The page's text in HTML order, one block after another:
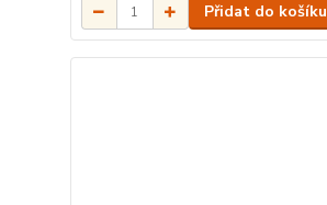
Přidat do košíku